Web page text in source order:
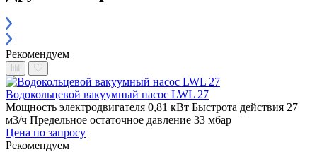
Рекомендуем
Водокольцевой вакуумный насос LWL 27
Мощность электродвигателя 0,81 кВт Быстрота действия 27
м3/ч Предельное остаточное давление 33 мбар
Цена по запросу
Рекомендуем